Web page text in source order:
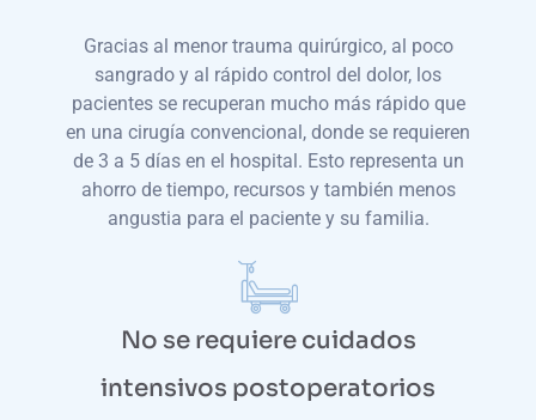
Gracias al menor trauma quirúrgico, al poco
sangrado y al rápido control del dolor, los
pacientes se recuperan mucho más rápido que
en una cirugía convencional, donde se requieren
de 3 a 5 días en el hospital. Esto representa un
ahorro de tiempo, recursos y también menos
angustia para el paciente y su familia.
No se requiere cuidados
intensivos postoperatorios